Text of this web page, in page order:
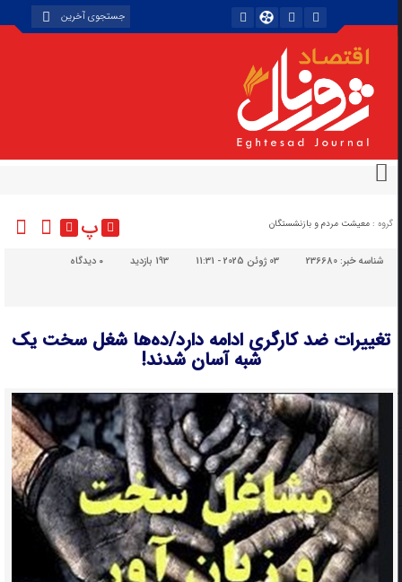
گروه : معیشت مردم و بازنشستگان پ
شناسه خبر:236680 03 ژوئن 2025 - 11:31 193 بازدید دیدگاه
تغییرات ضد کارگری ادامه دارد/ده‌ها شغل سخت یک
شبه آسان شدند!